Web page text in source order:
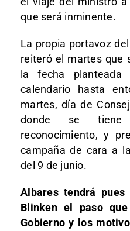
que será inminente.
La propia portavoz
reiteró el martes que
la fecha
calendario hasta
martes, día de
donde se
reconocimiento, y
campaña de cara a
del 9 de junio.
Albares tendrá
Blinken el paso
Gobierno y los